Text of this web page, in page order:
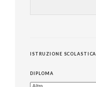
ISTRUZIONE SCOLASTICA
DIPLOMA